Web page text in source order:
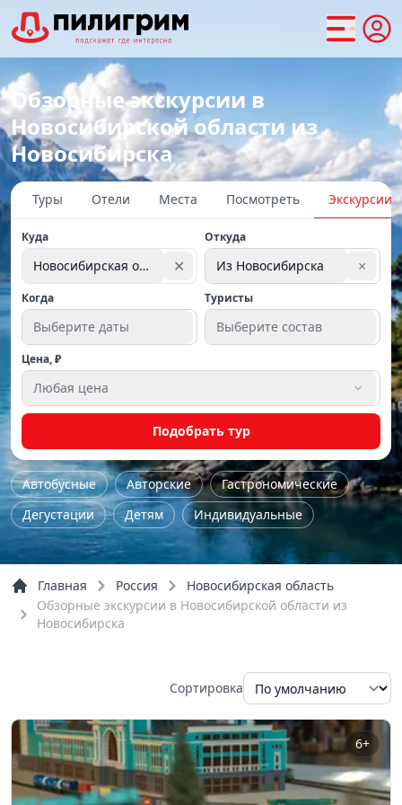
Обзорные экскурсии в
Новосибирской области из
Новосибирска
Туры Отели Места Посмотреть Экскурсии
Куда
Новосибирская область✕
Откуда
Из Новосибирска ×
Когда
Выберите даты
Туристы
Выберите состав
Цена, ₽
Любая цена
Подобрать тур
Автобусные Авторские
Гастрономические
Дегустации
Детям
Индивидуальные
Культурно-исторические
Мастер-класс
По городу
По области
Тур выходного дня
Главная Россия
Новосибирская область
Обзорные экскурсии в Новосибирской области из
Новосибирска
Сортировка
6+